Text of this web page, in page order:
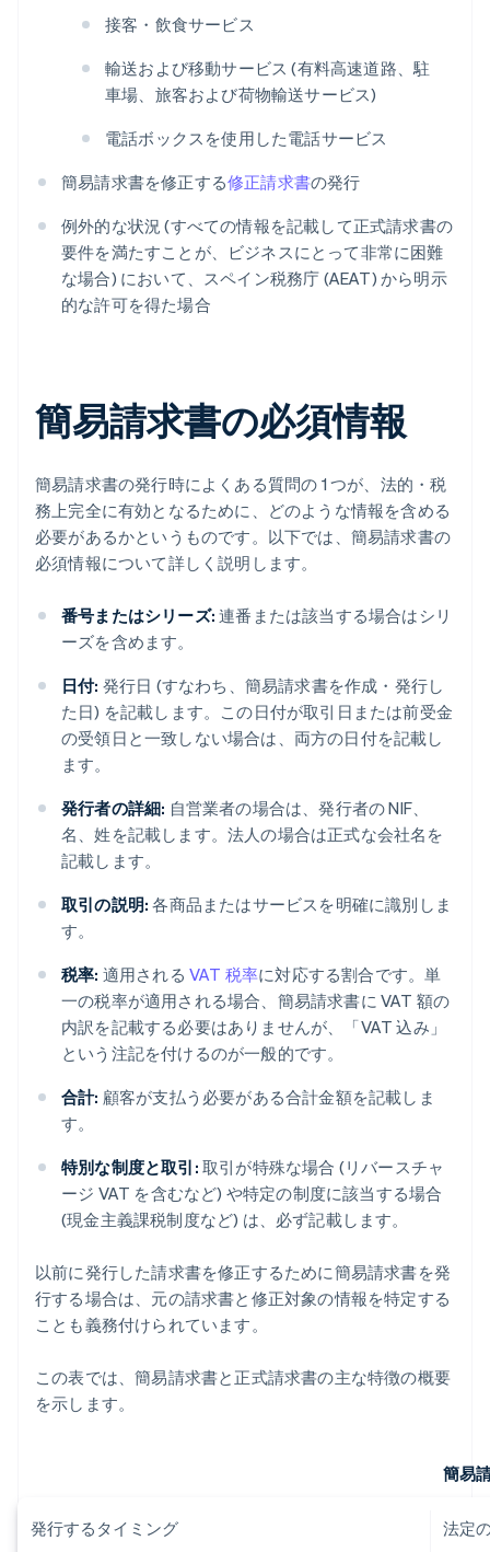
接客・飲食サービス
輸送および移動サービス (有料高速道路、駐
車場、旅客および荷物輸送サービス)
電話ボックスを使用した電話サービス
簡易請求書を修正する修正請求書の発行
例外的な状況 (すべての情報を記載して正式請求書の
要件を満たすことが、ビジネスにとって非常に困難
な場合) において、スペイン税務庁 (AEAT) から明示
的な許可を得た場合
簡易請求書の必須情報
簡易請求書の発行時によくある質問の 1 つが、法的・税
務上完全に有効となるために、どのような情報を含める
必要があるかというものです。以下では、簡易請求書の
必須情報について詳しく説明します。
番号またはシリーズ: 連番または該当する場合はシリ
ーズを含めます。
日付: 発行日 (すなわち、簡易請求書を作成・発行し
た日) を記載します。この日付が取引日または前受金
の受領日と一致しない場合は、両方の日付を記載し
ます。
発行者の詳細: 自営業者の場合は、発行者の NIF、
名、姓を記載します。法人の場合は正式な会社名を
記載します。
取引の説明: 各商品またはサービスを明確に識別しま
す。
税率: 適用されるVAT 税率に対応する割合です。単
一の税率が適用される場合、簡易請求書に VAT 額の
内訳を記載する必要はありませんが、「VAT 込み」
という注記を付けるのが一般的です。
合計: 顧客が支払う必要がある合計金額を記載しま
す。
特別な制度と取引: 取引が特殊な場合 (リバースチャ
ージ VAT を含むなど) や特定の制度に該当する場合
(現金主義課税制度など) は、必ず記載します。
以前に発行した請求書を修正するために簡易請求書を発
行する場合は、元の請求書と修正対象の情報を特定する
ことも義務付けられています。
この表では、簡易請求書と正式請求書の主な特徴の概要
を示します。
簡易
発行するタイミング 法定